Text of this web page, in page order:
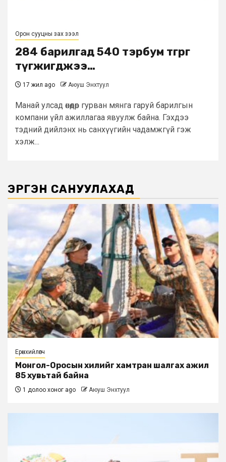
Орон сууцны зах зээл
284 барилгад 540 тэрбум төгрөг
түгжигджээ…
17 жил ago Аюуш Энхтуул
Манай улсад өнөөдөр гурван мянга гаруй барилгын
компани үйл ажиллагаа явуулж байна. Гэхдээ
тэдний дийлэнх нь санхүүгийн чадамжгүй гэж
хэлж...
ЭРГЭН САНУУЛАХАД
Ерөнхийлөгч
Монгол-Оросын хилийг хамтран шалгах ажил
85 хувьтай байна
1 долоо хоног ago Аюуш Энхтуул